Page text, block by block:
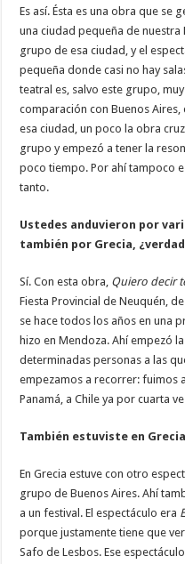
Es así. Ésta es una obra que se
una ciudad pequeña de nuestra
grupo de esa ciudad, y el
pequeña donde casi no hay
teatral es, salvo este grupo,
comparación con Buenos
esa ciudad, un poco la obra
grupo y empezó a tener la
poco tiempo. Por ahí tampoco
tanto.
Ustedes anduvieron por
también por Grecia,
Sí. Con esta obra, Quiero decir
Fiesta Provincial de Neuquén,
se hace todos los años en una
hizo en Mendoza. Ahí empezó
determinadas personas a las
empezamos a recorrer: fuimos
Panamá, a Chile ya por cuarta
También estuviste en
En Grecia estuve con otro
grupo de Buenos Aires. Ahí
a un festival. El espectáculo era
porque justamente tiene que
Safo de Lesbos. Ese